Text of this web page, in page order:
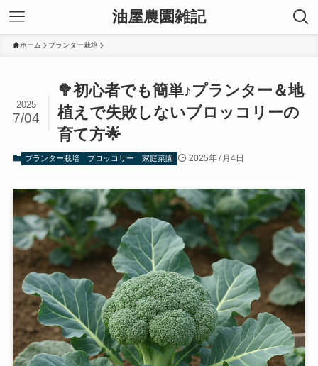
油屋農園雑記
ホーム プランター栽培
🥦初心者でも簡単♪プランター＆地
植えで失敗しないブロッコリーの
育て方🌟
2025
7/04
プランター栽培 ブロッコリー 家庭菜園 2025年7月4日